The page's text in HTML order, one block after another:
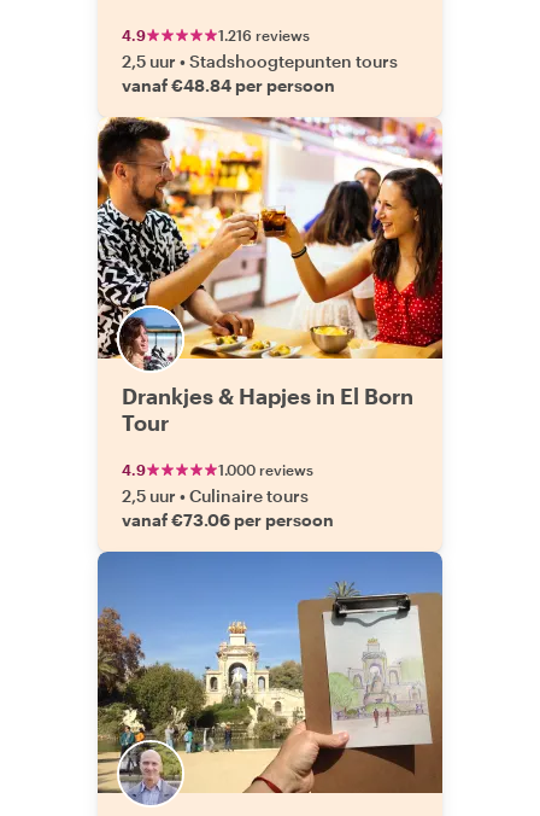
4.9 1.216 reviews
2,5 uur •Stadshoogtepunten tours
vanaf €48.84 per persoon
Drankjes & Hapjes in El Born
Tour
4.9 1.000 reviews
2,5 uur •Culinaire tours
vanaf €73.06 per persoon